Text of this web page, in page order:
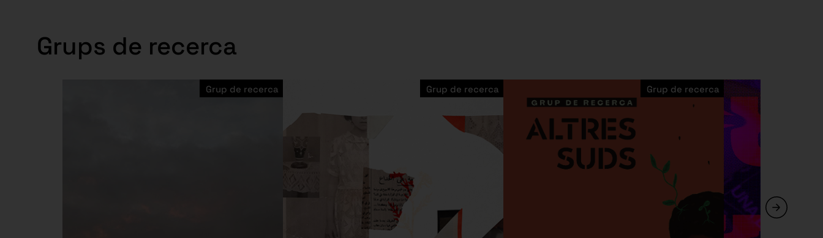
Grups de recerca
Grup de recerca Grup de recerca Grup de recerca